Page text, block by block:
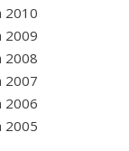
2010
2009
2008
2007
2006
2005